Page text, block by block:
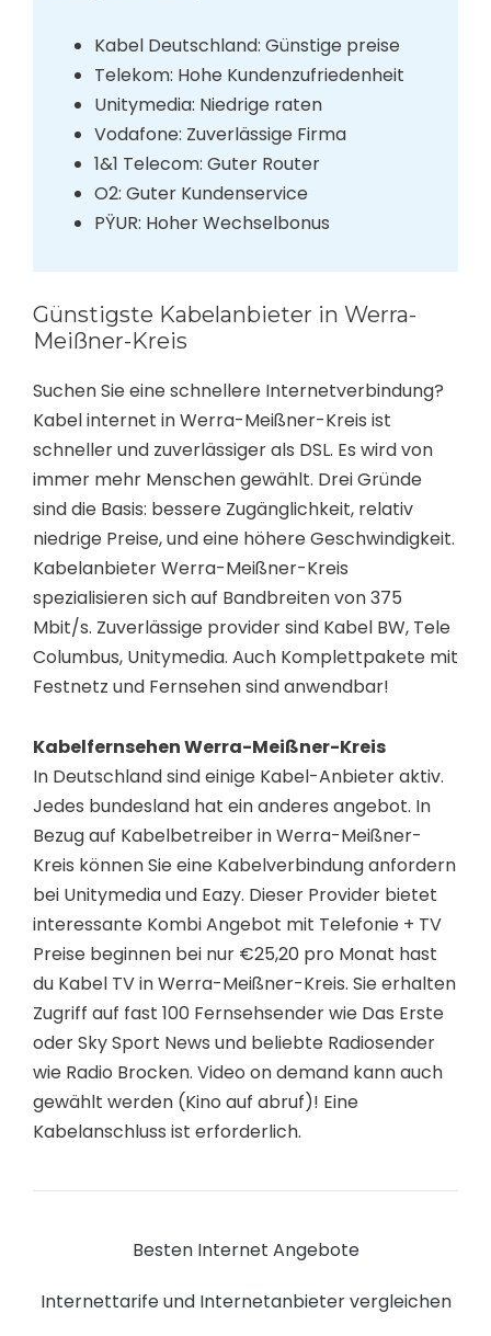
Kabel Deutschland: Günstige preise
Telekom: Hohe Kundenzufriedenheit
Unitymedia: Niedrige raten
Vodafone: Zuverlässige Firma
1&1 Telecom: Guter Router
O2: Guter Kundenservice
PŸUR: Hoher Wechselbonus
Günstigste Kabelanbieter in Werra-
Meißner-Kreis
Suchen Sie eine schnellere Internetverbindung?
Kabel internet in Werra-Meißner-Kreis ist
schneller und zuverlässiger als DSL. Es wird von
immer mehr Menschen gewählt. Drei Gründe
sind die Basis: bessere Zugänglichkeit, relativ
niedrige Preise, und eine höhere Geschwindigkeit.
Kabelanbieter Werra-Meißner-Kreis
spezialisieren sich auf Bandbreiten von 375
Mbit/s. Zuverlässige provider sind Kabel BW, Tele
Columbus, Unitymedia. Auch Komplettpakete mit
Festnetz und Fernsehen sind anwendbar!
Kabelfernsehen Werra-Meißner-Kreis
In Deutschland sind einige Kabel-Anbieter aktiv.
Jedes bundesland hat ein anderes angebot. In
Bezug auf Kabelbetreiber in Werra-Meißner-
Kreis können Sie eine Kabelverbindung anfordern
bei Unitymedia und Eazy. Dieser Provider bietet
interessante Kombi Angebot mit Telefonie + TV
Preise beginnen bei nur €25,20 pro Monat hast
du Kabel TV in Werra-Meißner-Kreis. Sie erhalten
Zugriff auf fast 100 Fernsehsender wie Das Erste
oder Sky Sport News und beliebte Radiosender
wie Radio Brocken. Video on demand kann auch
gewählt werden (Kino auf abruf)! Eine
Kabelanschluss ist erforderlich.
Besten Internet Angebote
Internettarife und Internetanbieter vergleichen